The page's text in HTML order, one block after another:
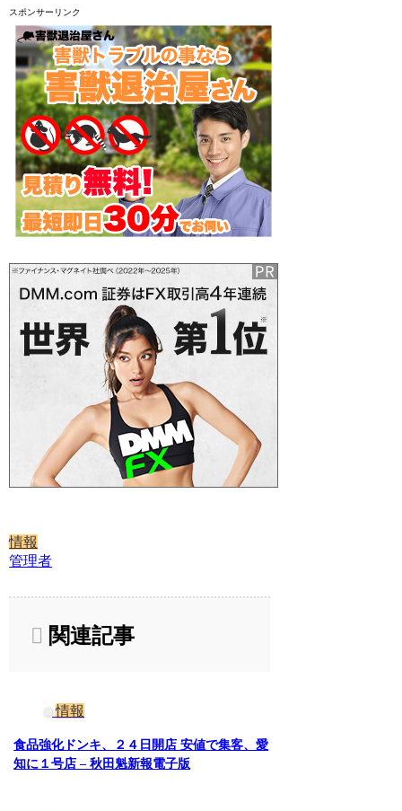
スポンサーリンク
情報
管理者
関連記事
情報
食品強化ドンキ、２４日開店 安値で集客、愛
知に１号店 – 秋田魁新報電子版